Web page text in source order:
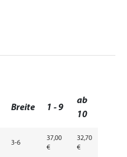
Breite 1 - 9
ab
10
3-6
37,00
€
32,70
€